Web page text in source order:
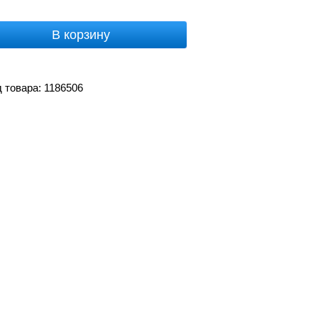
В корзину
товара: 1186506